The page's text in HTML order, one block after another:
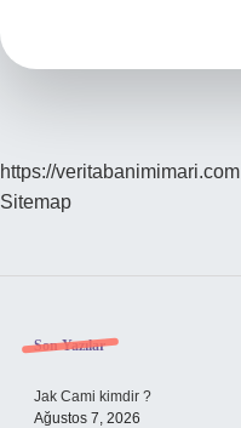
https://veritabanimimari.com
Sitemap
Sidebar
Son Yazılar
Jak Cami kimdir ?
Ağustos 7, 2026